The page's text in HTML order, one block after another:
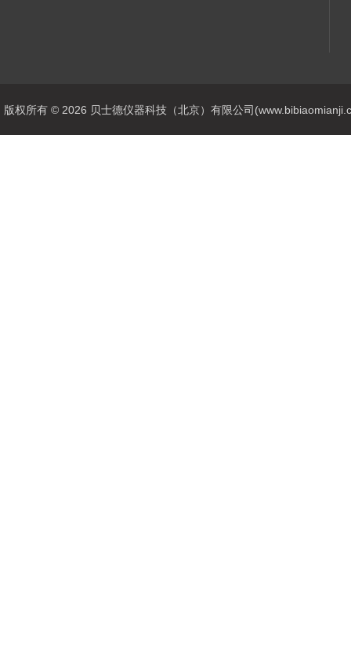
版权所有 © 2026 贝士德仪器科技（北京）有限公司